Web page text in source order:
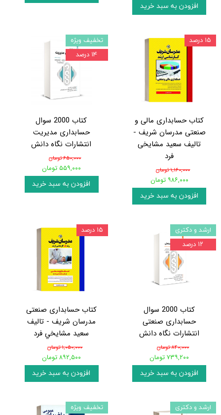
افزودن به سبد خرید
کتاب حسابداری مالی و
صنعتی مدرسان شریف -
تالیف سعید مشایخی
فرد
۱,۱۶۰,۰۰۰ تومان
۹۸۶,۰۰۰ تومان
افزودن به سبد خرید
۱۵ درصد
کتاب 2000 سوال
حسابداری مدیریت
انتشارات نگاه دانش
۶۵۰,۰۰۰ تومان
۵۵۹,۰۰۰ تومان
افزودن به سبد خرید
تخفیف ویژه
۱۴ درصد
کتاب 2000 سوال
حسابداری صنعتی
انتشارات نگاه دانش
۸۴۰,۰۰۰ تومان
۷۳۹,۲۰۰ تومان
افزودن به سبد خرید
ارشد و دکتری
۱۲ درصد
کتاب حسابداری صنعتی
مدرسان شریف - تالیف
سعيد مشايخي فرد
۱,۰۵۰,۰۰۰ تومان
۸۹۲,۵۰۰ تومان
افزودن به سبد خرید
۱۵ درصد
ارشد و دکتری
تخفیف ویژه